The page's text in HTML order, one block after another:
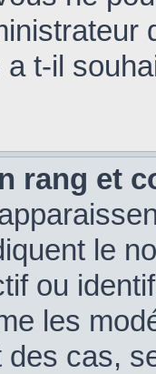
t-il
rang et
le
ou
les
des cas,